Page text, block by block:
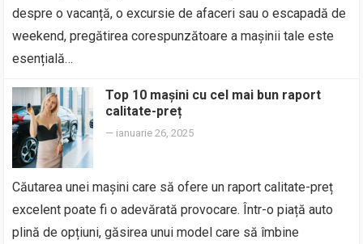
despre o vacanță, o excursie de afaceri sau o escapadă de
weekend, pregătirea corespunzătoare a mașinii tale este
esențială…
Top 10 mașini cu cel mai bun raport
calitate-preț
— ianuarie 26, 2025
Căutarea unei mașini care să ofere un raport calitate-preț
excelent poate fi o adevărată provocare. Într-o piață auto
plină de opțiuni, găsirea unui model care să îmbine